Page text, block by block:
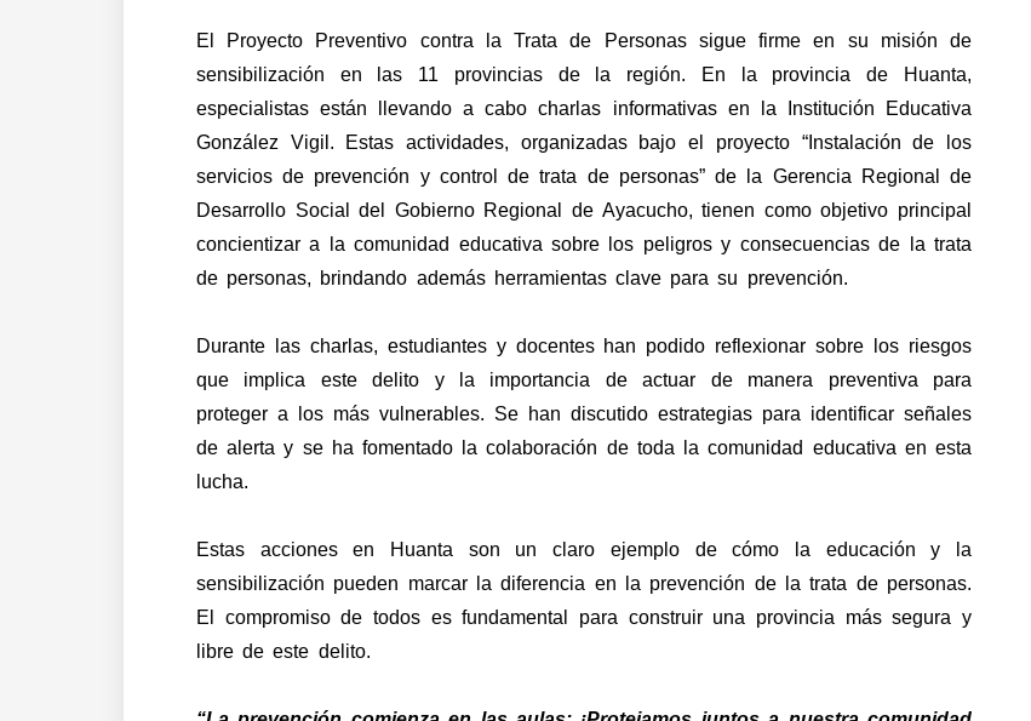
El Proyecto Preventivo contra la Trata de Personas sigue firme en su misión de
sensibilización en las 11 provincias de la región. En la provincia de Huanta,
especialistas están llevando a cabo charlas informativas en la Institución Educativa
González Vigil. Estas actividades, organizadas bajo el proyecto “Instalación de los
servicios de prevención y control de trata de personas” de la Gerencia Regional de
Desarrollo Social del Gobierno Regional de Ayacucho, tienen como objetivo principal
concientizar a la comunidad educativa sobre los peligros y consecuencias de la trata
de personas, brindando además herramientas clave para su prevención.
Durante las charlas, estudiantes y docentes han podido reflexionar sobre los riesgos
que implica este delito y la importancia de actuar de manera preventiva para
proteger a los más vulnerables. Se han discutido estrategias para identificar señales
de alerta y se ha fomentado la colaboración de toda la comunidad educativa en esta
lucha.
Estas acciones en Huanta son un claro ejemplo de cómo la educación y la
sensibilización pueden marcar la diferencia en la prevención de la trata de personas.
El compromiso de todos es fundamental para construir una provincia más segura y
libre de este delito.